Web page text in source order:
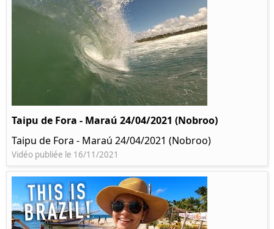
Taipu de Fora - Maraú 24/04/2021 (Nobroo)
Taipu de Fora - Maraú 24/04/2021 (Nobroo)
Vidéo publiée le 16/11/2021